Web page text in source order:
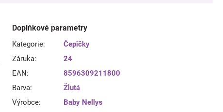
Doplňkové parametry
Kategorie:
Čepičky
Záruka:
24
EAN:
8596309211800
Barva:
Žlutá
Výrobce:
Baby Nellys